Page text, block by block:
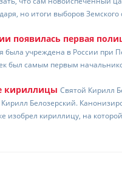
и
ь
но итоги выборов
появилась первая
была учреждена в России при
был самым первым
кириллицы Святой Кирилл
Кирилл Белозерский.
изобрел кириллицу, на